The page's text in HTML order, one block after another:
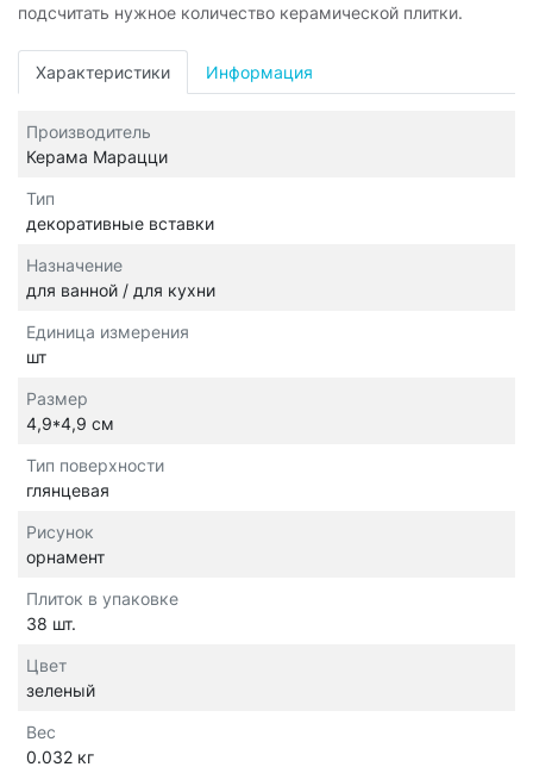
подсчитать нужное количество керамической плитки.
Характеристики Информация
Производитель
Керама Марацци
Тип
декоративные вставки
Назначение
для ванной / для кухни
Единица измерения
шт
Размер
4,9*4,9 см
Тип поверхности
глянцевая
Рисунок
орнамент
Плиток в упаковке
38 шт.
Цвет
зеленый
Вес
0.032 кг